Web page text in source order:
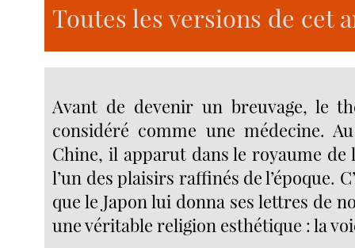
Toutes les versions de cet
Avant de devenir un breuvage, le
considéré comme une médecine.
Chine, il apparut dans le royaume de
l’un des plaisirs raffinés de l’époque.
que le Japon lui donna ses lettres de
une véritable religion esthétique : la